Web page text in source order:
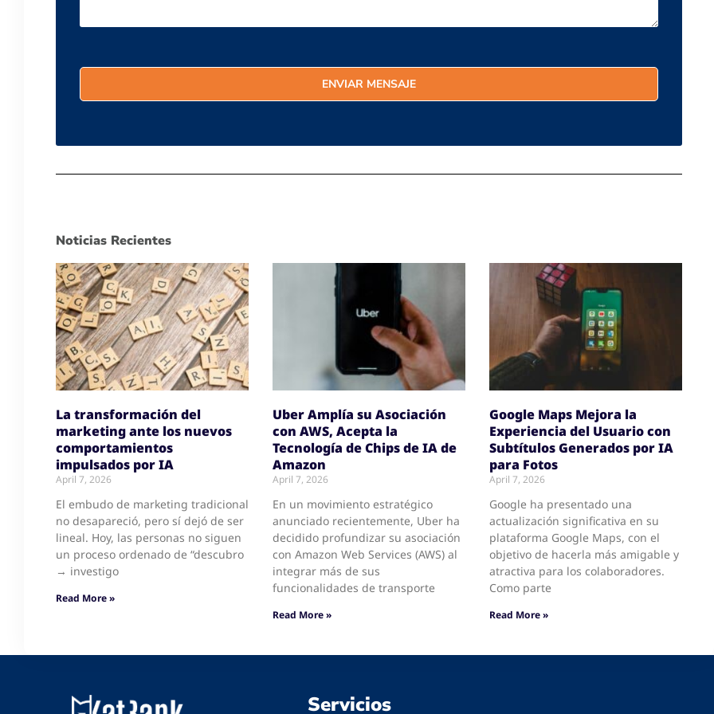
Noticias Recientes
La transformación del
marketing ante los nuevos
comportamientos
impulsados por IA
April 7, 2026
El embudo de marketing tradicional
no desapareció, pero sí dejó de ser
lineal. Hoy, las personas no siguen
un proceso ordenado de “descubro
→ investigo
Read More »
Uber Amplía su Asociación
con AWS, Acepta la
Tecnología de Chips de IA de
Amazon
April 7, 2026
En un movimiento estratégico
anunciado recientemente, Uber ha
decidido profundizar su asociación
con Amazon Web Services (AWS) al
integrar más de sus
funcionalidades de transporte
Read More »
Google Maps Mejora la
Experiencia del Usuario con
Subtítulos Generados por IA
para Fotos
April 7, 2026
Google ha presentado una
actualización significativa en su
plataforma Google Maps, con el
objetivo de hacerla más amigable y
atractiva para los colaboradores.
Como parte
Read More »
Servicios